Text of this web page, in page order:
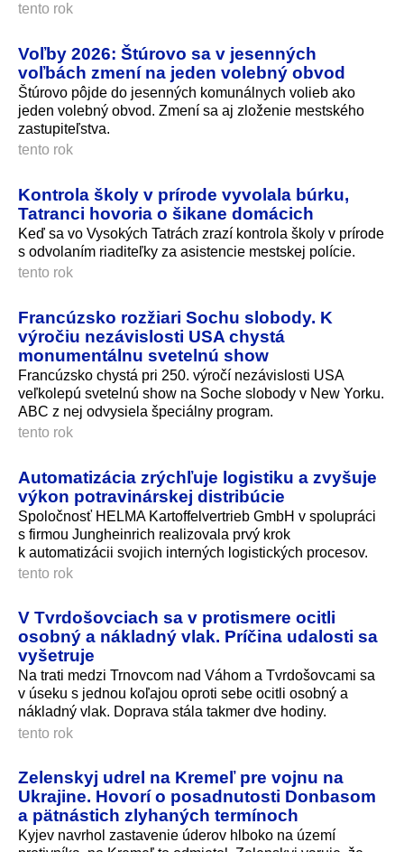
tento rok
Voľby 2026: Štúrovo sa v jesenných
voľbách zmení na jeden volebný obvod
Štúrovo pôjde do jesenných komunálnych volieb ako
jeden volebný obvod. Zmení sa aj zloženie mestského
zastupiteľstva.
tento rok
Kontrola školy v prírode vyvolala búrku,
Tatranci hovoria o šikane domácich
Keď sa vo Vysokých Tatrách zrazí kontrola školy v prírode
s odvolaním riaditeľky za asistencie mestskej polície.
tento rok
Francúzsko rozžiari Sochu slobody. K
výročiu nezávislosti USA chystá
monumentálnu svetelnú show
Francúzsko chystá pri 250. výročí nezávislosti USA
veľkolepú svetelnú show na Soche slobody v New Yorku.
ABC z nej odvysiela špeciálny program.
tento rok
Automatizácia zrýchľuje logistiku a zvyšuje
výkon potravinárskej distribúcie
Spoločnosť HELMA Kartoffelvertrieb GmbH v spolupráci
s firmou Jungheinrich realizovala prvý krok
k automatizácii svojich interných logistických procesov.
tento rok
V Tvrdošovciach sa v protismere ocitli
osobný a nákladný vlak. Príčina udalosti sa
vyšetruje
Na trati medzi Trnovcom nad Váhom a Tvrdošovcami sa
v úseku s jednou koľajou oproti sebe ocitli osobný a
nákladný vlak. Doprava stála takmer dve hodiny.
tento rok
Zelenskyj udrel na Kremeľ pre vojnu na
Ukrajine. Hovorí o posadnutosti Donbasom
a pätnástich zlyhaných termínoch
Kyjev navrhol zastavenie úderov hlboko na území